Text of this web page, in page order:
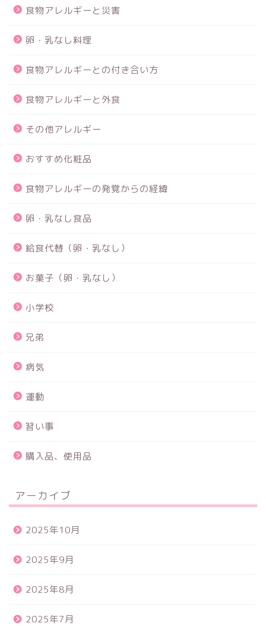
食物アレルギーと災害
卵・乳なし料理
食物アレルギーとの付き合い方
食物アレルギーと外食
その他アレルギー
おすすめ化粧品
食物アレルギーの発覚からの経緯
卵・乳なし食品
給食代替（卵・乳なし）
お菓子（卵・乳なし）
小学校
兄弟
病気
運動
習い事
購入品、使用品
アーカイブ
2025年10月
2025年9月
2025年8月
2025年7月